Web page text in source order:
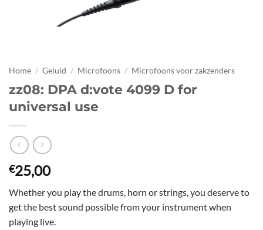
Home / Geluid / Microfoons / Microfoons voor zakzenders
zz08: DPA d:vote 4099 D for
universal use
€25,00
Whether you play the drums, horn or strings, you deserve to
get the best sound possible from your instrument when
playing live.